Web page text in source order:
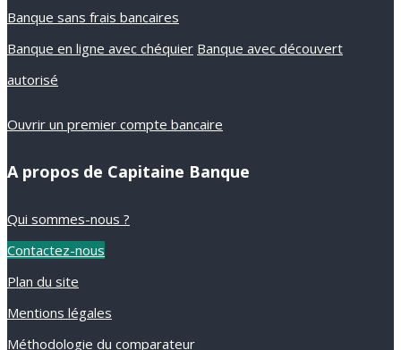
Banque sans frais bancaires
Banque en ligne avec chéquier Banque avec découvert
autorisé
Ouvrir un premier compte bancaire
A propos de Capitaine Banque
Qui sommes-nous ?
Contactez-nous
Plan du site
Mentions légales
Méthodologie du comparateur